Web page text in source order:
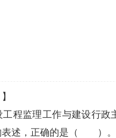
】
工程监理工作与建设行政
表述，正确的是（ ）。